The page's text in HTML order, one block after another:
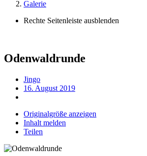
Galerie
Rechte Seitenleiste ausblenden
Odenwaldrunde
Jingo
16. August 2019
Originalgröße anzeigen
Inhalt melden
Teilen